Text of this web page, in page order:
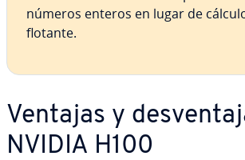
números enteros en lugar de
flotante.
Ventajas y
NVIDIA H100